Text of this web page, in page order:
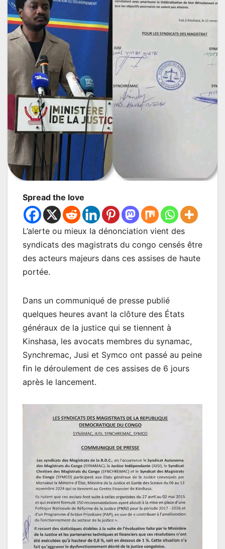
Spread the love
L’alerte ou mieux la dénonciation vient des
syndicats des magistrats du congo censés être
des acteurs majeurs dans ces assises de haute
portée.
Dans un communiqué de presse publié
quelques heures avant la clôture des États
généraux de la justice qui se tiennent à
Kinshasa, les avocats membres du synamac,
Synchremac, Jusi et Symco ont passé au peine
fin le déroulement de ces assises de 6 jours
après le lancement.